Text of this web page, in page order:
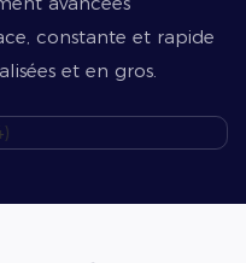
constante et rapide
et en gros.